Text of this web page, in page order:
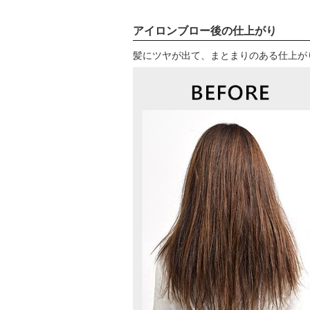
アイロンブロー後の仕上がり
髪にツヤが出て、まとまりのある仕上が